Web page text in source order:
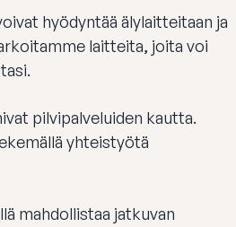
hyödyntää älylaitteitaan ja
laitteita, joita voi
pilvipalveluiden kautta.
yhteistyötä
mahdollistaa jatkuvan